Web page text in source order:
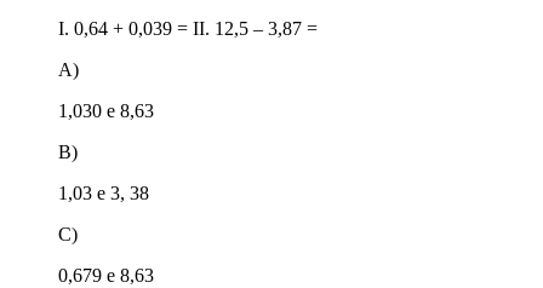
I. 0,64 + 0,039 = II. 12,5 – 3,87 =
A)
1,030 e 8,63
B)
1,03 e 3, 38
C)
0,679 e 8,63